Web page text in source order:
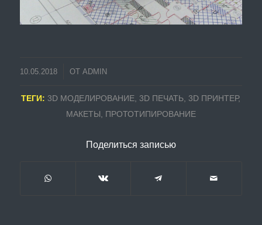
10.05.2018 ОТ ADMIN
ТЕГИ: 3D МОДЕЛИРОВАНИЕ 3D ПЕЧАТЬ 3D ПРИНТЕР,
МАКЕТЫ
ПРОТОТИПИРОВАНИЕ
Поделиться записью